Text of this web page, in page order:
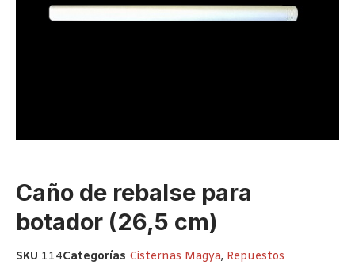
Caño de rebalse para
botador (26,5 cm)
SKU 114Categorías Cisternas Magya, Repuestos